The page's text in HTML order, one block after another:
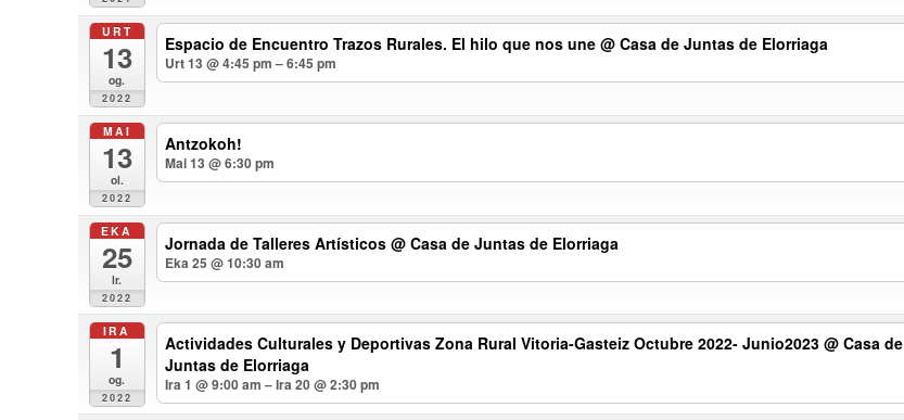
URT
13
og.
2022
Espacio de Encuentro Trazos Rurales. El hilo que nos une@ Casa de Juntas de Elorriaga
Urt 13 @ 4:45 pm – 6:45 pm
MAI
13
ol.
2022
Antzokoh!
Mai 13 @ 6:30 pm
EKA
25
lr.
2022
Jornada de Talleres Artísticos@ Casa de Juntas de Elorriaga
Eka 25 @ 10:30 am
IRA
1
og.
2022
Actividades Culturales y Deportivas Zona Rural Vitoria-Gasteiz Octubre 2022- Junio2023@ Casa de
Juntas de Elorriaga
Ira 1 @ 9:00 am – Ira 20 @ 2:30 pm